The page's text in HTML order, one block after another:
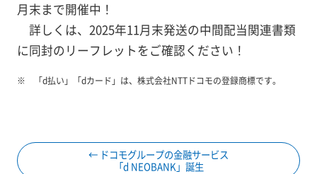
月末まで開催中！
詳しくは、2025年11月末発送の中間配当関連書類
に同封のリーフレットをご確認ください！
「d払い」「dカード」は、株式会社NTTドコモの登録商標です。
← ドコモグループの金融サービス
「d NEOBANK」誕生